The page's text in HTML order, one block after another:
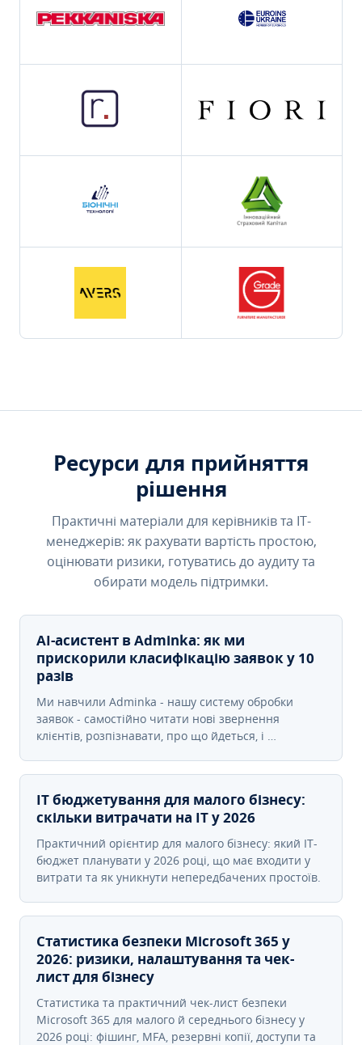
Ресурси для прийняття
рішення
Практичні матеріали для керівників та IT-
менеджерів: як рахувати вартість простою,
оцінювати ризики, готуватись до аудиту та
обирати модель підтримки.
AI-асистент в Adminka: як ми
прискорили класифікацію заявок у 10
разів
Ми навчили Adminka - нашу систему обробки
заявок - самостійно читати нові звернення
клієнтів, розпізнавати, про що йдеться, і …
IT бюджетування для малого бізнесу:
скільки витрачати на IT у 2026
Практичний орієнтир для малого бізнесу: який IT-
бюджет планувати у 2026 році, що має входити у
витрати та як уникнути непередбачених простоїв.
Статистика безпеки Microsoft 365 у
2026: ризики, налаштування та чек-
лист для бізнесу
Статистика та практичний чек-лист безпеки
Microsoft 365 для малого й середнього бізнесу у
2026 році: фішинг, MFA, резервні копії, доступи та